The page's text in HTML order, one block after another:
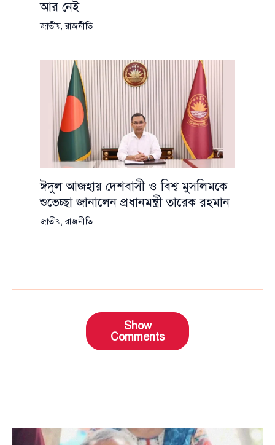
আর নেই
জাতীয়,রাজনীতি
ঈদুল আজহায় দেশবাসী ও বিশ্ব মুসলিমকে
শুভেচ্ছা জানালেন প্রধানমন্ত্রী তারেক রহমান
জাতীয়,রাজনীতি
Show
Comments